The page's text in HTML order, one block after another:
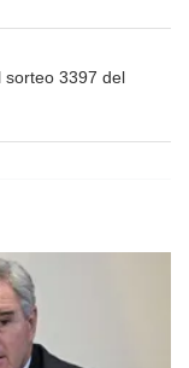
sorteo 3397 del